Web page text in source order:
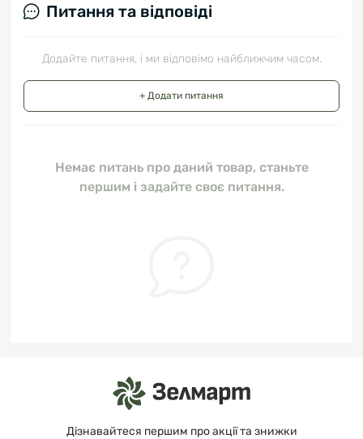
Питання та відповіді
Додайте питання, і ми відповімо найближчим часом.
+ Додати питання
Немає питань про даний товар, станьте
першим і задайте своє питання.
Дізнавайтеся першим про акції та знижки